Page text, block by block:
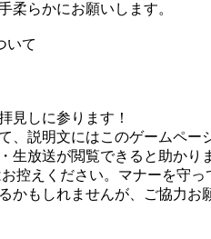
柔らかにお願いします。
いて
見しに参ります！
、説明文にはこのゲームペー
生放送が閲覧できると助かり
控えください。マナーを守っ
かもしれませんが、ご協力お